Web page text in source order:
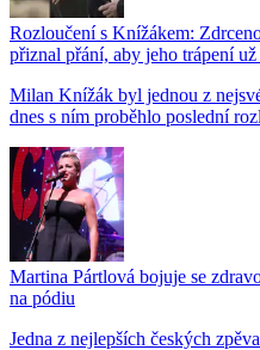
Rozloučení s Knížákem:
přiznal přání, aby jeho trápení
Milan Knížák byl jednou z
dnes s ním proběhlo poslední
Martina Pártlová bojuje se
na pódiu
Jedna z nejlepších českých